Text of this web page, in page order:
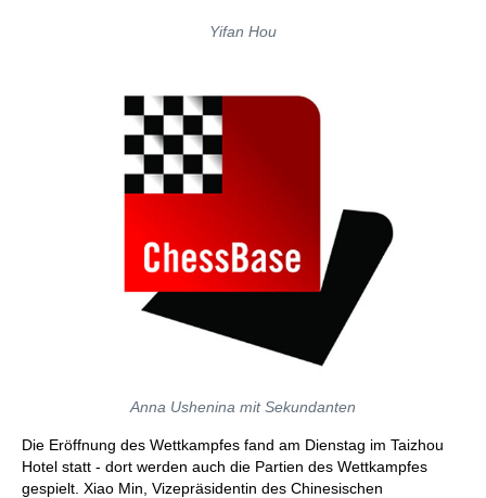
Yifan Hou
Anna Ushenina mit Sekundanten
Die Eröffnung des Wettkampfes fand am Dienstag im Taizhou
Hotel statt - dort werden auch die Partien des Wettkampfes
gespielt. Xiao Min, Vizepräsidentin des Chinesischen